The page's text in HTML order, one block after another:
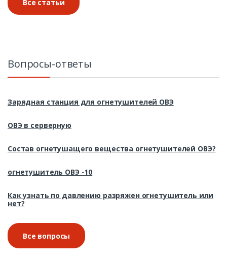
Все статьи
Вопросы-ответы
Зарядная станция для огнетушителей ОВЭ
ОВЭ в серверную
Состав огнетушащего вещества огнетушителей ОВЭ?
огнетушитель ОВЭ -10
Как узнать по давлению разряжен огнетушитель или
нет?
Все вопросы